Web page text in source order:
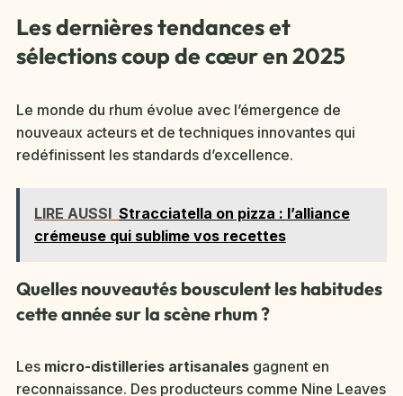
Les dernières tendances et
sélections coup de cœur en 2025
Le monde du rhum évolue avec l’émergence de
nouveaux acteurs et de techniques innovantes qui
redéfinissent les standards d’excellence.
LIRE AUSSI Stracciatella on pizza : l’alliance
crémeuse qui sublime vos recettes
Quelles nouveautés bousculent les habitudes
cette année sur la scène rhum ?
Les micro-distilleries artisanales gagnent en
reconnaissance. Des producteurs comme Nine Leaves